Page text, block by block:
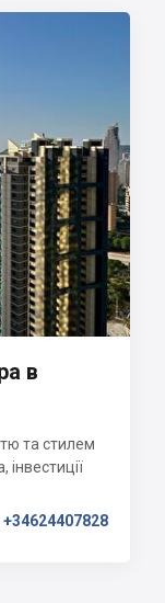
в
та стилем
+34624407828